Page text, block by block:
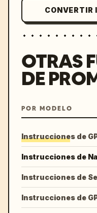
CONVERTIR
OTRAS
DE
POR MODELO
Instrucciones de
Instrucciones de
Instrucciones de
Instrucciones de